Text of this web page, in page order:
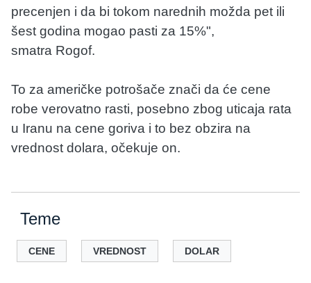
precenjen i da bi tokom narednih možda pet ili
šest godina mogao pasti za 15%",
smatra Rogof.
To za američke potrošače znači da će cene
robe verovatno rasti, posebno zbog uticaja rata
u Iranu na cene goriva i to bez obzira na
vrednost dolara, očekuje on.
Teme
CENE VREDNOST DOLAR